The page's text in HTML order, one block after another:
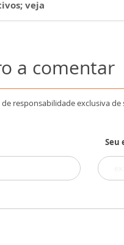
veja
a comentar
responsabilidade exclusiva
Seu